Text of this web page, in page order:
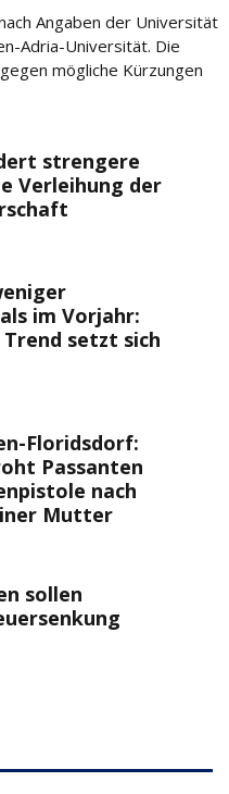
Angaben der Universität
Adria-Universität. Die
mögliche Kürzungen
strengere
Verleihung der
im Vorjahr:
setzt sich
Floridsdorf:
Passanten
nach
Mutter
sollen